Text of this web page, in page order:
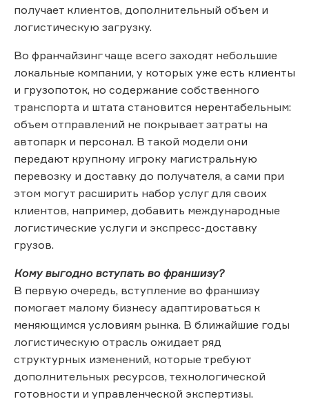
получает клиентов, дополнительный объем и
логистическую загрузку.
Во франчайзинг чаще всего заходят небольшие
локальные компании, у которых уже есть клиенты
и грузопоток, но содержание собственного
транспорта и штата становится нерентабельным:
объем отправлений не покрывает затраты на
автопарк и персонал. В такой модели они
передают крупному игроку магистральную
перевозку и доставку до получателя, а сами при
этом могут расширить набор услуг для своих
клиентов, например, добавить международные
логистические услуги и экспресс-доставку
грузов.
Кому выгодно вступать во франшизу?
В первую очередь, вступление во франшизу
помогает малому бизнесу адаптироваться к
меняющимся условиям рынка. В ближайшие годы
логистическую отрасль ожидает ряд
структурных изменений, которые требуют
дополнительных ресурсов, технологической
готовности и управленческой экспертизы.